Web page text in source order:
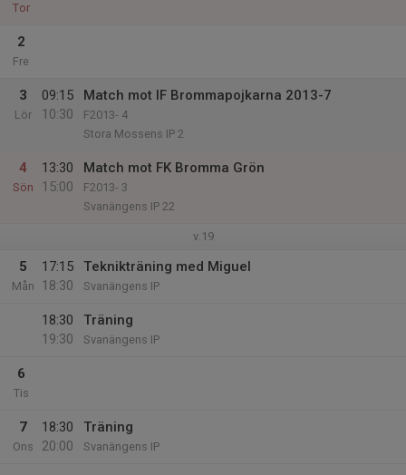
Tor
2
Fre
3
Lör
09:15
10:30
Match mot IF Brommapojkarna 2013-7
F2013- 4
Stora Mossens IP 2
4
Sön
13:30
15:00
Match mot FK Bromma Grön
F2013- 3
Svanängens IP 22
v.19
5
Mån
17:15
18:30
Teknikträning med Miguel
Svanängens IP
18:30
19:30
Träning
Svanängens IP
6
Tis
7
Ons
18:30
20:00
Träning
Svanängens IP